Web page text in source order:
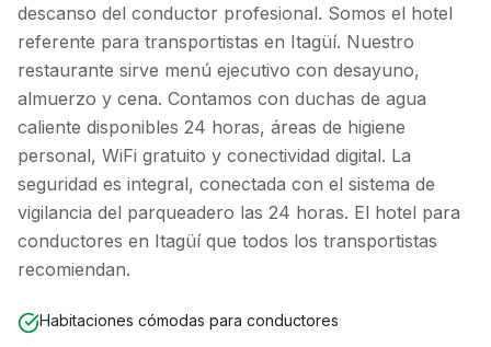
descanso del conductor profesional. Somos el hotel
referente para transportistas en Itagüí. Nuestro
restaurante sirve menú ejecutivo con desayuno,
almuerzo y cena. Contamos con duchas de agua
caliente disponibles 24 horas, áreas de higiene
personal, WiFi gratuito y conectividad digital. La
seguridad es integral, conectada con el sistema de
vigilancia del parqueadero las 24 horas. El hotel para
conductores en Itagüí que todos los transportistas
recomiendan.
Habitaciones cómodas para conductores